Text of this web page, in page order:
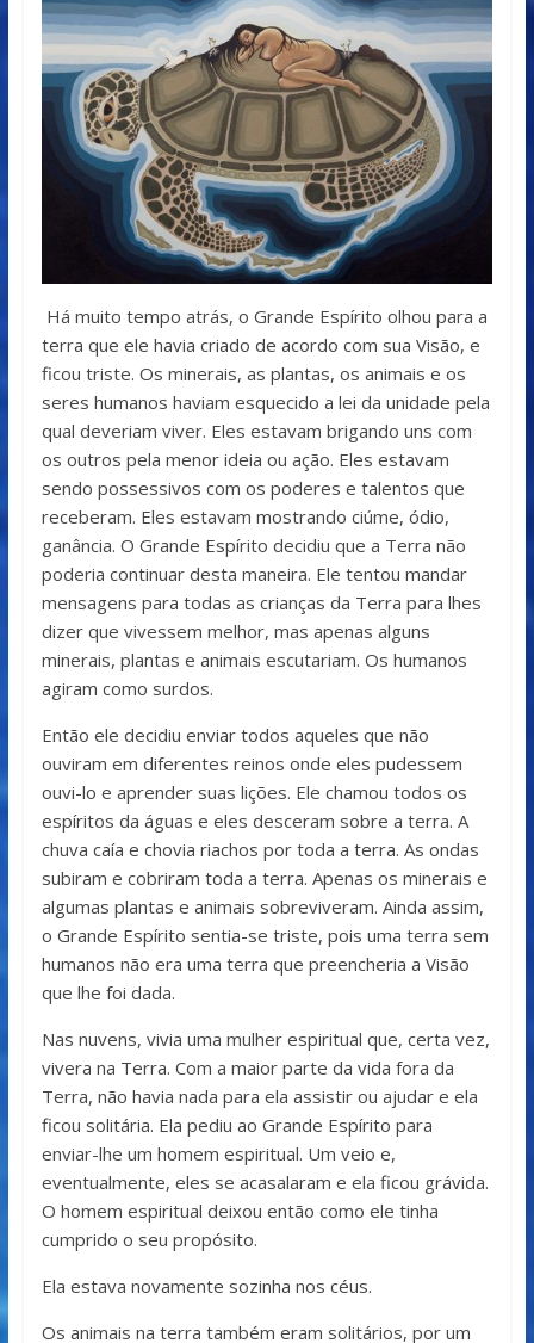
Há muito tempo atrás, o Grande Espírito olhou para a
terra que ele havia criado de acordo com sua Visão, e
ficou triste. Os minerais, as plantas, os animais e os
seres humanos haviam esquecido a lei da unidade pela
qual deveriam viver. Eles estavam brigando uns com
os outros pela menor ideia ou ação. Eles estavam
sendo possessivos com os poderes e talentos que
receberam. Eles estavam mostrando ciúme, ódio,
ganância. O Grande Espírito decidiu que a Terra não
poderia continuar desta maneira. Ele tentou mandar
mensagens para todas as crianças da Terra para lhes
dizer que vivessem melhor, mas apenas alguns
minerais, plantas e animais escutariam. Os humanos
agiram como surdos.
Então ele decidiu enviar todos aqueles que não
ouviram em diferentes reinos onde eles pudessem
ouvi-lo e aprender suas lições. Ele chamou todos os
espíritos da águas e eles desceram sobre a terra. A
chuva caía e chovia riachos por toda a terra. As ondas
subiram e cobriram toda a terra. Apenas os minerais e
algumas plantas e animais sobreviveram. Ainda assim,
o Grande Espírito sentia-se triste, pois uma terra sem
humanos não era uma terra que preencheria a Visão
que lhe foi dada.
Nas nuvens, vivia uma mulher espiritual que, certa vez,
vivera na Terra. Com a maior parte da vida fora da
Terra, não havia nada para ela assistir ou ajudar e ela
ficou solitária. Ela pediu ao Grande Espírito para
enviar-lhe um homem espiritual. Um veio e,
eventualmente, eles se acasalaram e ela ficou grávida.
O homem espiritual deixou então como ele tinha
cumprido o seu propósito.
Ela estava novamente sozinha nos céus.
Os animais na terra também eram solitários, por um